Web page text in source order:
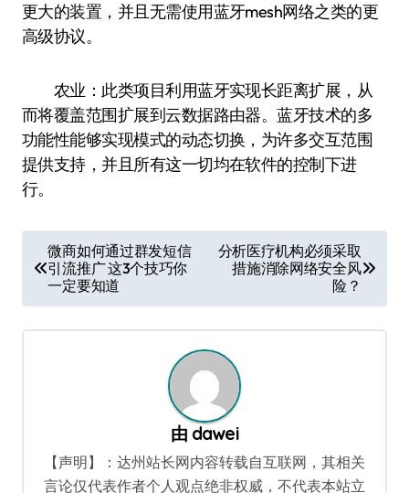
更大的装置，并且无需使用蓝牙mesh网络之类的更
高级协议。
农业：此类项目利用蓝牙实现长距离扩展，从
而将覆盖范围扩展到云数据路由器。蓝牙技术的多
功能性能够实现模式的动态切换，为许多交互范围
提供支持，并且所有这一切均在软件的控制下进
行。
章
导
航
微商如何通过群发短信
引流推广 这3个技巧你
一定要知道
分析医疗机构必须采取
措施消除网络安全风
险？
由 dawei
【声明】：达州站长网内容转载自互联网，其相关
言论仅代表作者个人观点绝非权威，不代表本站立